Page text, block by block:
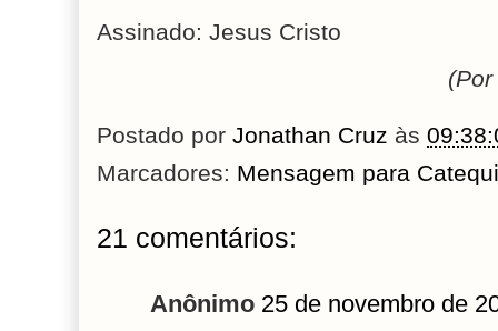
Assinado: Jesus Cristo
Postado por Jonathan Cruz às
Marcadores: Mensagem para
21 comentários:
Anônimo 25 de novembro de